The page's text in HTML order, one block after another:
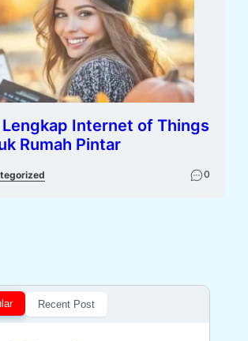
Lengkap Internet of Things
Rumah Pintar
0
Recent Post